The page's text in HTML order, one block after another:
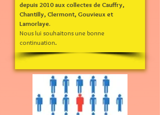
depuis 2010 aux collectes de Cauffry,
Chantilly, Clermont, Gouvieux et
Lamorlaye.
Nous lui souhaitons une bonne
continuation.